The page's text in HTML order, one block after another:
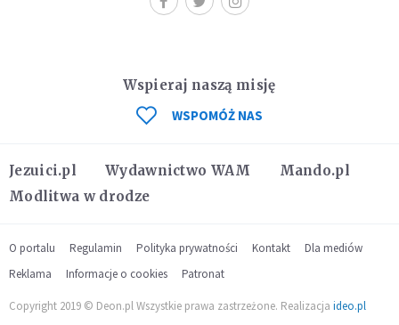
Jezuici.pl Wydawnictwo WAM
Mando.pl
Modlitwa w drodze
Wspieraj naszą misję
WSPOMÓŻ NAS
O portalu Regulamin Polityka prywatności Kontakt
Dla mediów
Reklama
Informacje o cookies Patronat
Copyright 2019 © Deon.pl Wszystkie prawa zastrzeżone. Realizacja ideo.pl